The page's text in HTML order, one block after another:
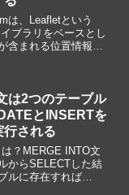
は、Leafletという
ブラリをベースとし
含まれる位置情報を
は2つのテーブル
とINSERTを
行される
？MERGE INTO文
からSELECTした結
ルに存在すれば